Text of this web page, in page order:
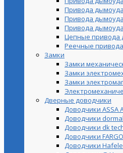
Привода
Привода
Привода
Цепные привода
Реечные привода
Замки
Замки
Замки
Замки
Дверные доводчики
Доводчики ASSA
Доводчики
Доводчики dk
Доводчики FARGO
Доводчики Hafele